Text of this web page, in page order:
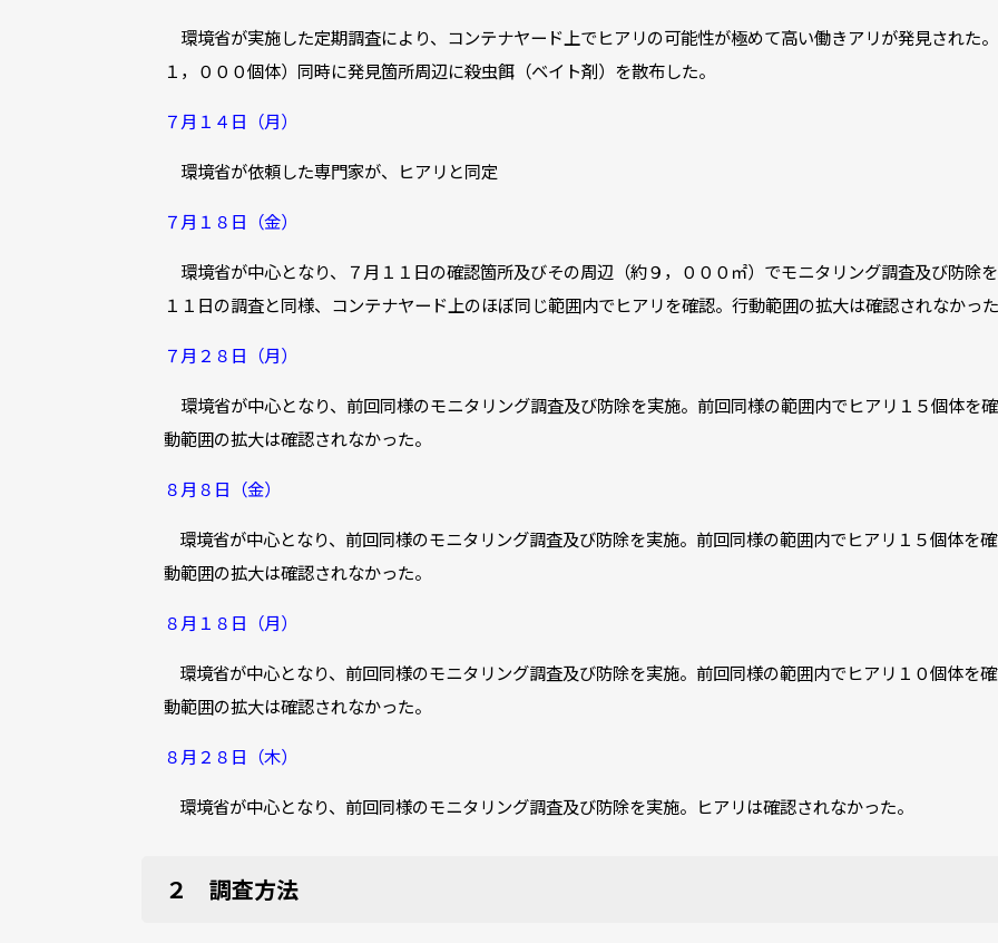
環境省が実施した定期調査により、コンテナヤード上でヒアリの可能性が極めて高い働きアリが発見された
１，０００個体）同時に発見箇所周辺に殺虫餌（ベイト剤）を散布した。
７月１４日（月）
環境省が依頼した専門家が、ヒアリと同定
７月１８日（金）
環境省が中心となり、７月１１日の確認箇所及びその周辺（約９，０００㎡）でモニタリング調査及び防除
１１日の調査と同様、コンテナヤード上のほぼ同じ範囲内でヒアリを確認。行動範囲の拡大は確認されなかっ
７月２８日（月）
環境省が中心となり、前回同様のモニタリング調査及び防除を実施。前回同様の範囲内でヒアリ１５個体を
動範囲の拡大は確認されなかった。
８月８日（金）
環境省が中心となり、前回同様のモニタリング調査及び防除を実施。前回同様の範囲内でヒアリ１５個体を
動範囲の拡大は確認されなかった。
８月１８日（月）
環境省が中心となり、前回同様のモニタリング調査及び防除を実施。前回同様の範囲内でヒアリ１０個体を
動範囲の拡大は確認されなかった。
８月２８日（木）
環境省が中心となり、前回同様のモニタリング調査及び防除を実施。ヒアリは確認されなかった。
２ 調査方法